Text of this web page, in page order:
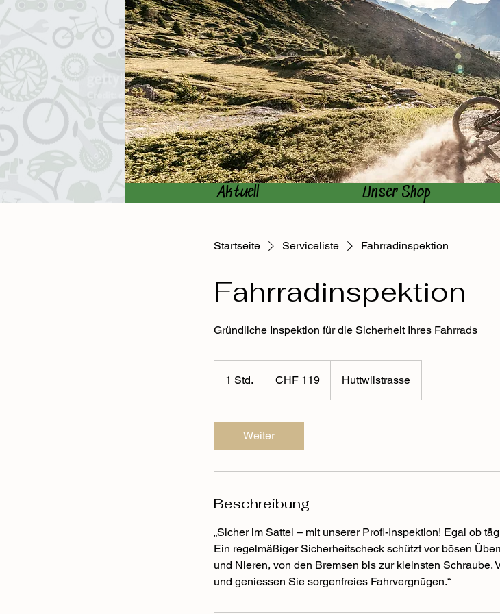
Aktuell Unser Shop
Startseite Serviceliste Fahrradinspektion
Fahrradinspektion
Gründliche Inspektion für die Sicherheit Ihres Fahrrads
1 Std.
S
Franken
CHF 119 Huttwilstrasse
Weiter
Beschreibung
„Sicher im Sattel – mit unserer Profi-Inspektion! Egal ob
Ein regelmäßiger Sicherheitscheck schützt vor bösen
und Nieren, von den Bremsen bis zur kleinsten Schraube.
und geniessen Sie sorgenfreies Fahrvergnügen.“